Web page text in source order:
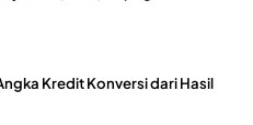
Kredit Konversi dari Hasil